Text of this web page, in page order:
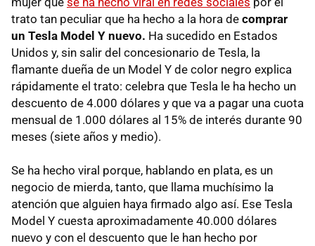
trato tan peculiar que ha hecho a la hora de comprar
un Tesla Model Y nuevo. Ha sucedido en Estados
Unidos y, sin salir del concesionario de Tesla, la
flamante dueña de un Model Y de color negro explica
rápidamente el trato: celebra que Tesla le ha hecho un
descuento de 4.000 dólares y que va a pagar una cuota
mensual de 1.000 dólares al 15% de interés durante 90
meses (siete años y medio).
Se ha hecho viral porque, hablando en plata, es un
negocio de mierda, tanto, que llama muchísimo la
atención que alguien haya firmado algo así. Ese Tesla
Model Y cuesta aproximadamente 40.000 dólares
nuevo y con el descuento que le han hecho por